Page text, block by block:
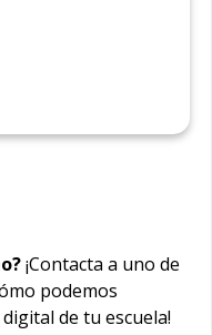
¡Contacta a uno de
podemos
de tu escuela!